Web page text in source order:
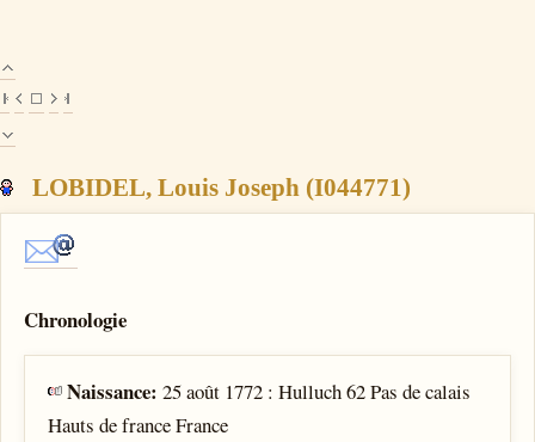
LOBIDEL, Louis Joseph (I044771)
Chronologie
Naissance:25 août 1772 : Hulluch 62 Pas de calais
Hauts de france France